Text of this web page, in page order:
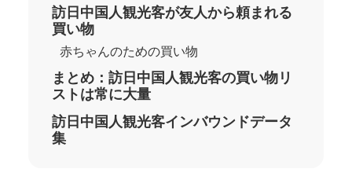
訪日中国人観光客が友人から頼まれる
買い物
赤ちゃんのための買い物
まとめ：訪日中国人観光客の買い物リ
ストは常に大量
訪日中国人観光客インバウンドデータ
集